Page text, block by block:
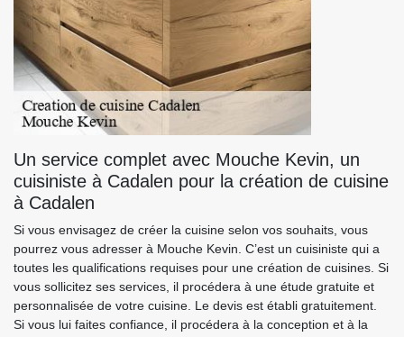
Un service complet avec Mouche Kevin, un
cuisiniste à Cadalen pour la création de cuisine
à Cadalen
Si vous envisagez de créer la cuisine selon vos souhaits, vous
pourrez vous adresser à Mouche Kevin. C’est un cuisiniste qui a
toutes les qualifications requises pour une création de cuisines. Si
vous sollicitez ses services, il procédera à une étude gratuite et
personnalisée de votre cuisine. Le devis est établi gratuitement.
Si vous lui faites confiance, il procédera à la conception et à la